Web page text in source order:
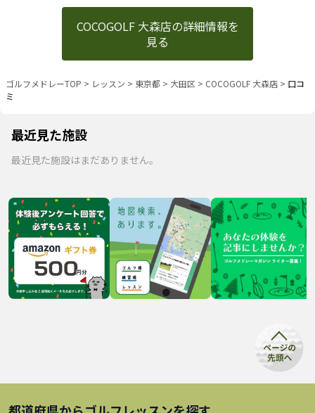
COCOGOLF 大森店の詳細情報を
見る
ゴルフメドレーTOP > レッスン > 東京都 > 大田区 > COCOGOLF 大森店 > 口コ
ミ
最近見た施設
最近見た施設はまだありません。